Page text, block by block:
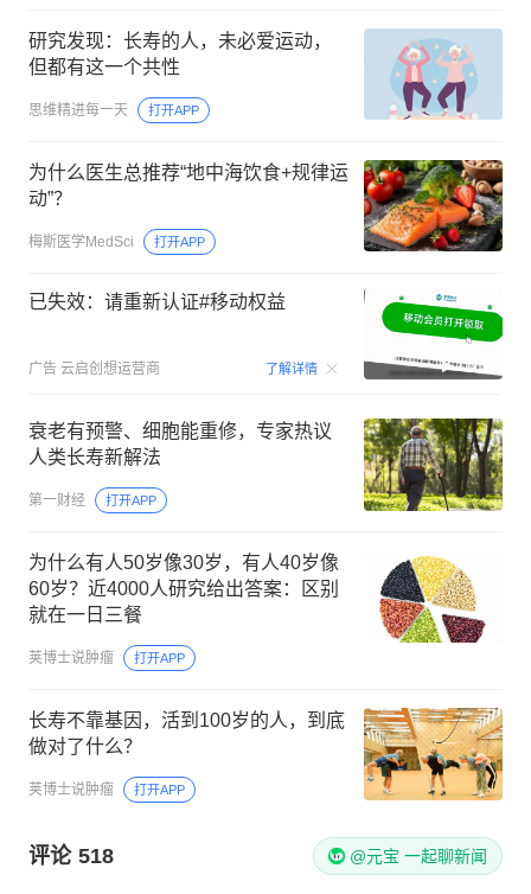
研究发现：长寿的人，未必爱运动，
但都有这一个共性
思维精进每一天 打开APP
为什么医生总推荐“地中海饮食+规律运
动”？
梅斯医学MedSci 打开APP
已失效：请重新认证#移动权益
广告 云启创想运营商 了解详情 00:15
衰老有预警、细胞能重修，专家热议
人类长寿新解法
第一财经 打开APP
为什么有人50岁像30岁，有人40岁像
60岁？近4000人研究给出答案：区别
就在一日三餐
荚博士说肿瘤 打开APP
长寿不靠基因，活到100岁的人，到底
做对了什么？
荚博士说肿瘤 打开APP
评论 518 @元宝 一起聊新闻